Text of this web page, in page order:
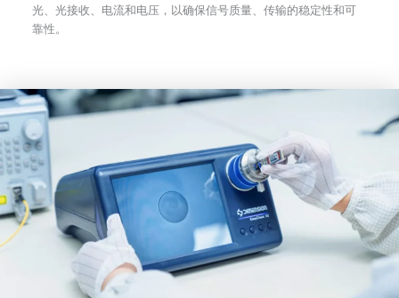
光、光接收、电流和电压，以确保信号质量、传输的稳定性和可
靠性。